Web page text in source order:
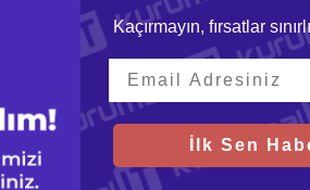
Kaçırmayın, fırsatlar
İlk Sen